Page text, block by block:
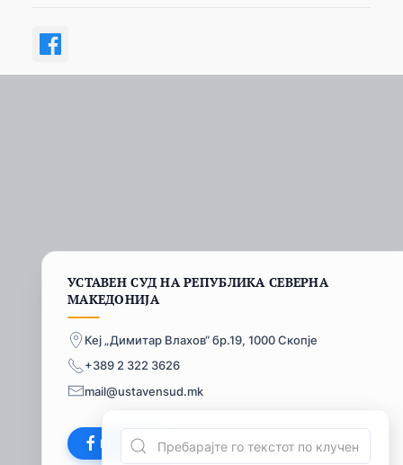
УСТАВЕН СУД НА РЕПУБЛИКА СЕВЕРНА
МАКЕДОНИЈА
Кеј „Димитар Влахов“ бр.19, 1000 Скопје
+389 2 322 3626
mail@ustavensud.mk
Facebook